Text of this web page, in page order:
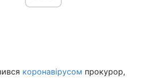
коронавірусом прокурор,